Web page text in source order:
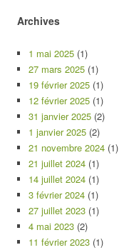
Archives
1 mai 2025 (1)
27 mars 2025 (1)
19 février 2025 (1)
12 février 2025 (1)
31 janvier 2025 (2)
1 janvier 2025 (2)
21 novembre 2024 (1)
21 juillet 2024 (1)
14 juillet 2024 (1)
3 février 2024 (1)
27 juillet 2023 (1)
4 mai 2023 (2)
11 février 2023 (1)